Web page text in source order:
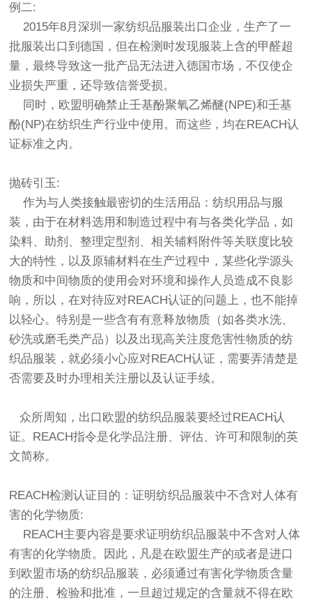
例二:
2015年8月深圳一家纺织品服装出口企业，生产了一
批服装出口到德国，但在检测时发现服装上含的甲醛超
量，最终导致这一批产品无法进入德国市场，不仅使企
业损失严重，还导致信誉受损。
同时，欧盟明确禁止壬基酚聚氧乙烯醚(NPE)和壬基
酚(NP)在纺织生产行业中使用。而这些，均在REACH认
证标准之内。
抛砖引玉:
作为与人类接触最密切的生活用品：纺织用品与服
装，由于在材料选用和制造过程中有与各类化学品，如
染料、助剂、整理定型剂、相关辅料附件等关联度比较
大的特性，以及原辅材料在生产过程中，某些化学源头
物质和中间物质的使用会对环境和操作人员造成不良影
响，所以，在对待应对REACH认证的问题上，也不能掉
以轻心。特别是一些含有有意释放物质（如各类水洗、
砂洗或磨毛类产品）以及出现高关注度危害性物质的纺
织品服装，就必须小心应对REACH认证，需要弄清楚是
否需要及时办理相关注册以及认证手续。
众所周知，出口欧盟的纺织品服装要经过REACH认
证。REACH指令是化学品注册、评估、许可和限制的英
文简称。
REACH检测认证目的：证明纺织品服装中不含对人体有
害的化学物质:
REACH主要内容是要求证明纺织品服装中不含对人体
有害的化学物质。因此，凡是在欧盟生产的或者是进口
到欧盟市场的纺织品服装，必须通过有害化学物质含量
的注册、检验和批准，一旦超过规定的含量就不得在欧